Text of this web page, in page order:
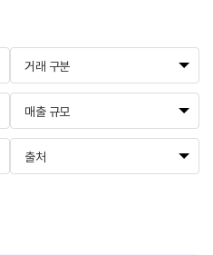
거래 구분
매출 규모
출처